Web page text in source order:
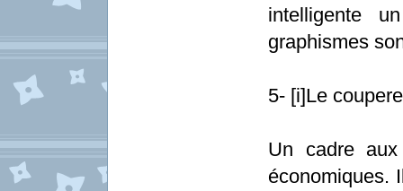
intelligente
graphismes
5- [i]Le
Un cadre
économiques.